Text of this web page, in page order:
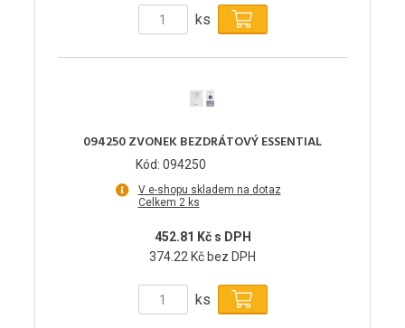
ks
094250 ZVONEK BEZDRÁTOVÝ ESSENTIAL
Kód: 094250
V e-shopu skladem na dotaz
Celkem 2 ks
452.81 Kč s DPH
374.22 Kč bez DPH
ks